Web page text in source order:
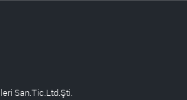
San.Tic.Ltd.Şti.